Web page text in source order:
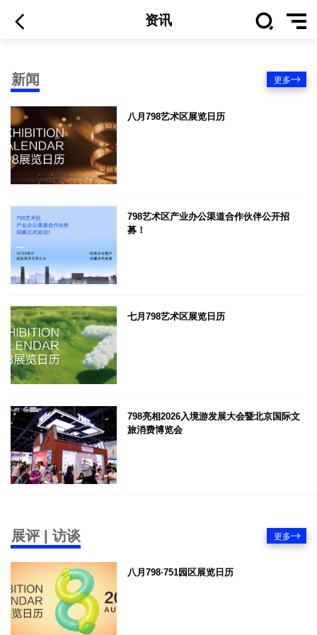
资讯
新闻 更多
八月798艺术区展览日历
798艺术区产业办公渠道合作伙伴公开招
募！
七月798艺术区展览日历
798亮相2026入境游发展大会暨北京国际文
旅消费博览会
展评 | 访谈 更多
八月798·751园区展览日历